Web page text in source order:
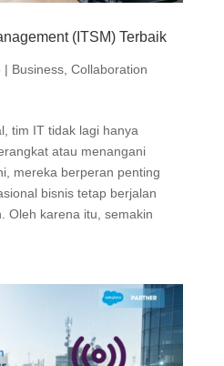
(ITSM) Terbaik
| Business, Collaboration
tim IT tidak lagi hanya
atau menangani
mereka berperan penting
bisnis tetap berjalan
Oleh karena itu, semakin